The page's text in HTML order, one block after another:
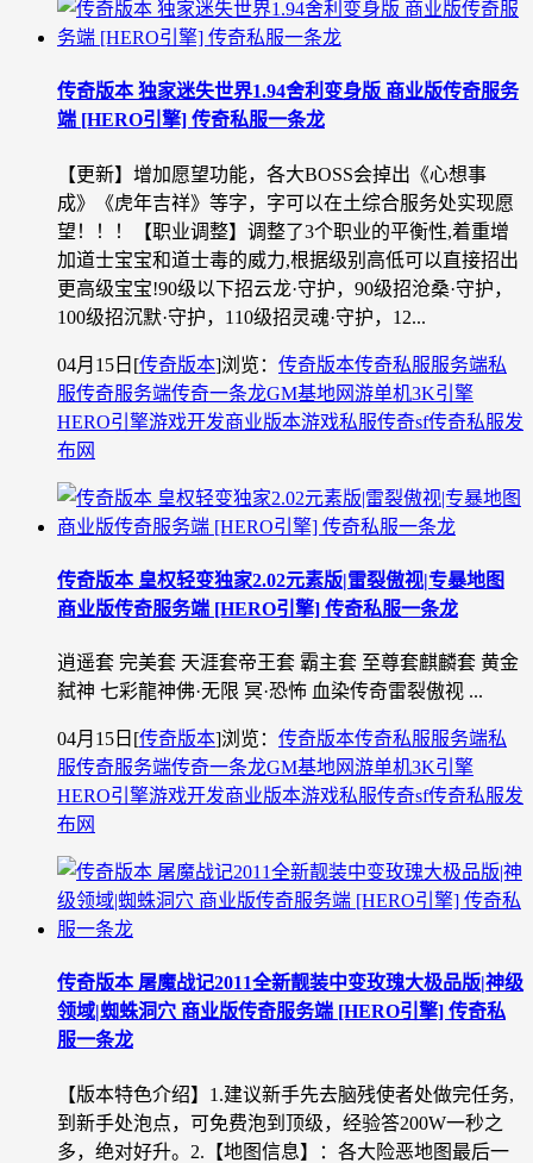
传奇版本 独家迷失世界1.94舍利变身版 商业版传奇服务
端 [HERO引擎] 传奇私服一条龙
【更新】增加愿望功能，各大BOSS会掉出《心想事
成》《虎年吉祥》等字，字可以在土综合服务处实现愿
望！！！【职业调整】调整了3个职业的平衡性,着重增
加道士宝宝和道士毒的威力,根据级别高低可以直接招出
更高级宝宝!90级以下招云龙·守护，90级招沧桑·守护，
100级招沉默·守护，110级招灵魂·守护，12...
04月15日 [传奇版本]浏览： 传奇版本传奇私服服务端私
服传奇服务端传奇一条龙GM基地网游单机3K引擎
HERO引擎游戏开发商业版本游戏私服传奇sf传奇私服发
布网
传奇版本 皇权轻变独家2.02元素版|雷裂傲视|专暴地图
商业版传奇服务端 [HERO引擎] 传奇私服一条龙
逍遥套 完美套 天涯套帝王套 霸主套 至尊套麒麟套 黄金
弑神 七彩龍神佛·无限 冥·恐怖 血染传奇雷裂傲视 ...
04月15日 [传奇版本]浏览： 传奇版本传奇私服服务端私
服传奇服务端传奇一条龙GM基地网游单机3K引擎
HERO引擎游戏开发商业版本游戏私服传奇sf传奇私服发
布网
传奇版本 屠魔战记2011全新靓装中变玫瑰大极品版|神级
领域|蜘蛛洞穴 商业版传奇服务端 [HERO引擎] 传奇私
服一条龙
【版本特色介绍】1.建议新手先去脑残使者处做完任务,
到新手处泡点，可免费泡到顶级，经验答200W一秒之
多，绝对好升。2.【地图信息】：各大险恶地图最后一